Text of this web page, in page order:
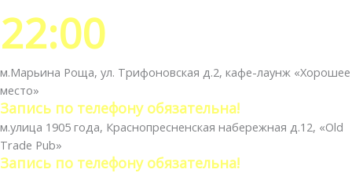
22:00
м.Марьина Роща, ул. Трифоновская д.2, кафе-лаунж «Хорошее
место»
Запись по телефону обязательна!
м.улица 1905 года, Краснопресненская набережная д.12, «Old
Trade Pub»
Запись по телефону обязательна!